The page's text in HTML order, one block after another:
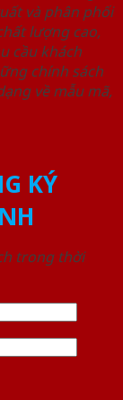
và phân phối
lượng cao,
cầu khách
chính sách
về mẫu mã,
KÝ
trong thời